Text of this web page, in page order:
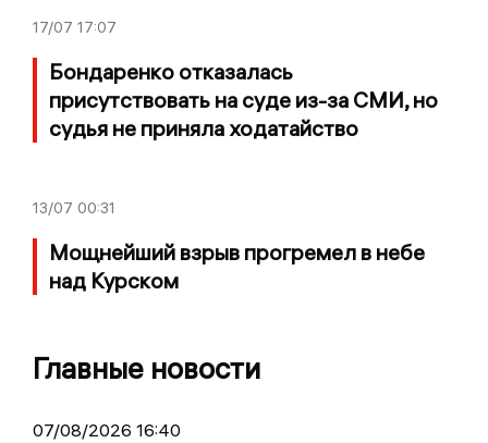
17/07 17:07
Бондаренко отказалась
присутствовать на суде из-за СМИ, но
судья не приняла ходатайство
13/07 00:31
Мощнейший взрыв прогремел в небе
над Курском
Главные новости
07/08/2026 16:40